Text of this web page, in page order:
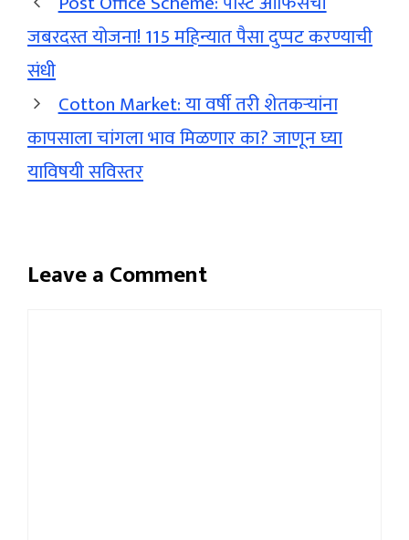
जबरदस्त योजना! 115 महिन्यात पैसा दुप्पट करण्याची
संधी
Cotton Market: या वर्षी तरी शेतकऱ्यांना
कापसाला चांगला भाव मिळणार का? जाणून घ्या
याविषयी सविस्तर
Leave a Comment